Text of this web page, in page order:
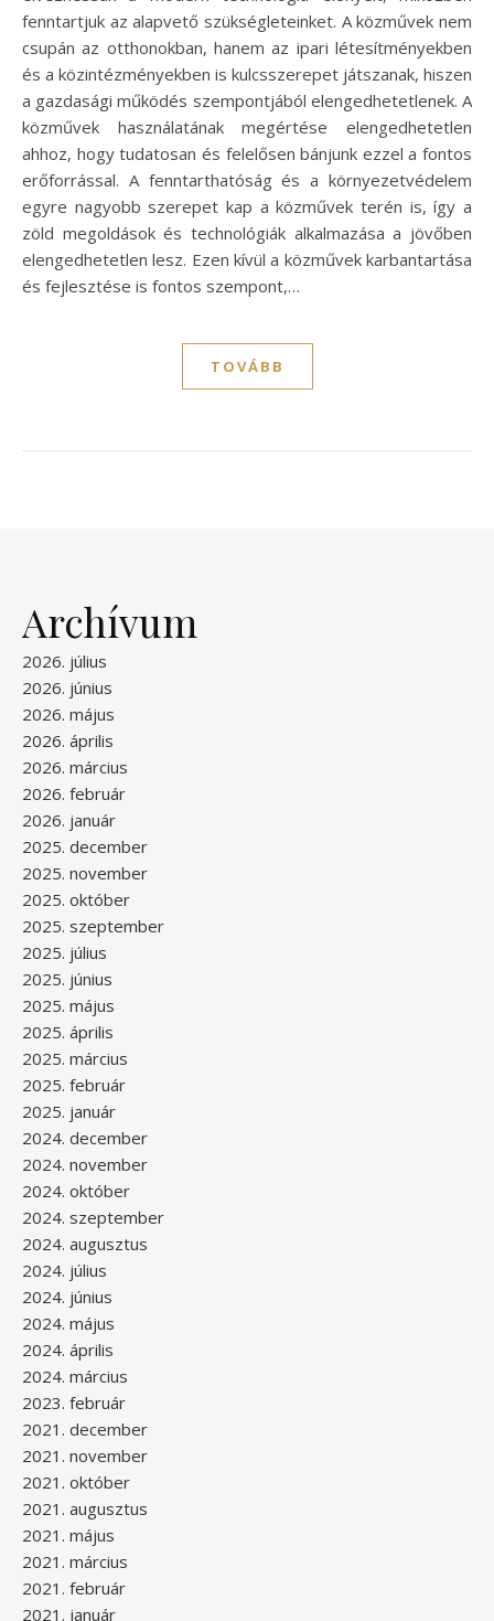
fenntartjuk az alapvető szükségleteinket. A közművek nem
csupán az otthonokban, hanem az ipari létesítményekben
és a közintézményekben is kulcsszerepet játszanak, hiszen
a gazdasági működés szempontjából elengedhetetlenek. A
közművek használatának megértése elengedhetetlen
ahhoz, hogy tudatosan és felelősen bánjunk ezzel a fontos
erőforrással. A fenntarthatóság és a környezetvédelem
egyre nagyobb szerepet kap a közművek terén is, így a
zöld megoldások és technológiák alkalmazása a jövőben
elengedhetetlen lesz. Ezen kívül a közművek karbantartása
és fejlesztése is fontos szempont,…
TOVÁBB
Archívum
2026. július
2026. június
2026. május
2026. április
2026. március
2026. február
2026. január
2025. december
2025. november
2025. október
2025. szeptember
2025. július
2025. június
2025. május
2025. április
2025. március
2025. február
2025. január
2024. december
2024. november
2024. október
2024. szeptember
2024. augusztus
2024. július
2024. június
2024. május
2024. április
2024. március
2023. február
2021. december
2021. november
2021. október
2021. augusztus
2021. május
2021. március
2021. február
2021. január